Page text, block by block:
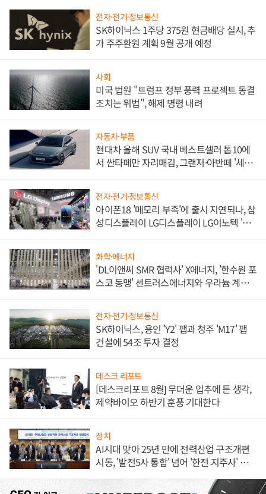
전자·전기·정보통신
SK하이닉스 1주당 375원 현금배당 실시, 추
가 주주환원 계획 9월 공개 예정
사회
미국 법원 "트럼프 정부 풍력 프로젝트 동결
조치는 위법", 해제 명령 내려
자동차·부품
현대차 올해 SUV 국내 베스트셀러 톱10에
서 싼타페만 자리매김, 그랜저·아반떼 '세단
전자·전기·정보통신
아이폰18 '메모리 부족'에 출시 지연되나, 삼
성디스플레이 LG디스플레이 LG이노텍 '탈
화학·에너지
'DL이앤씨 SMR 협력사' X에너지, '한수원 포
스코 동맹' 센트러스에너지와 우라늄 계약
전자·전기·정보통신
SK하이닉스, 용인 'Y2' 팹과 청주 'M17' 팹
건설에 54조 투자 결정
데스크 리포트
[데스크리포트 8월] 무더운 입추에 든 생각,
제약바이오 하반기 훈풍 기대한다
정치
AI시대 맞아 25년 만에 전력산업 구조개편
시동, '발전5사 통합' 넘어 '한전 지주사' 재편